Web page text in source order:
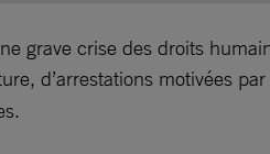
grave crise des droits
d’arrestations motivées